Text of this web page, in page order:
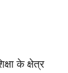
के क्षेत्र